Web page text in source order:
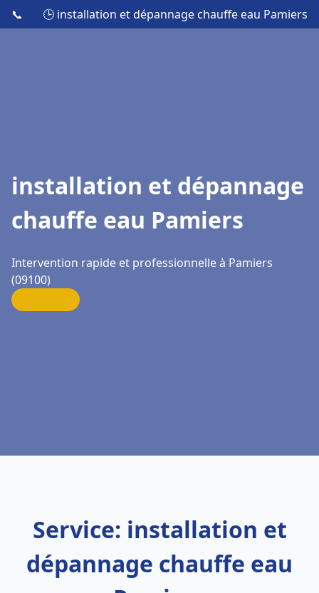
📞 🕒 installation et dépannage chauffe eau Pamiers
installation et dépannage
chauffe eau Pamiers
Intervention rapide et professionnelle à Pamiers
(09100)
Service: installation et
dépannage chauffe eau